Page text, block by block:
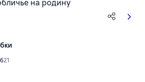
на родину
рейтинг 3,6 на основе 21 оценок
21